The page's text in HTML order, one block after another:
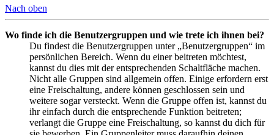
Nach oben
Wo finde ich die Benutzergruppen und wie trete ich ihnen bei?
Du findest die Benutzergruppen unter „Benutzergruppen“ im
persönlichen Bereich. Wenn du einer beitreten möchtest,
kannst du dies mit der entsprechenden Schaltfläche machen.
Nicht alle Gruppen sind allgemein offen. Einige erfordern erst
eine Freischaltung, andere können geschlossen sein und
weitere sogar versteckt. Wenn die Gruppe offen ist, kannst du
ihr einfach durch die entsprechende Funktion beitreten;
verlangt die Gruppe eine Freischaltung, so kannst du dich für